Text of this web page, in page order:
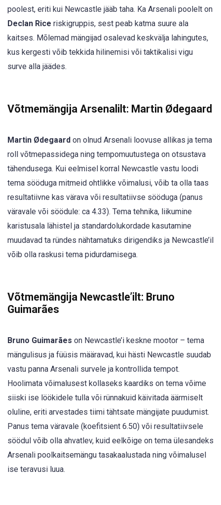
poolest, eriti kui Newcastle jääb taha. Ka Arsenali poolelt on
Declan Rice riskigruppis, sest peab katma suure ala
kaitses. Mõlemad mängijad osalevad keskvälja lahingutes,
kus kergesti võib tekkida hilinemisi või taktikalisi vigu
surve alla jäädes.
Võtmemängija Arsenalilt: Martin Ødegaard
Martin Ødegaard on olnud Arsenali loovuse allikas ja tema
roll võtmepassidega ning tempomuutustega on otsustava
tähendusega. Kui eelmisel korral Newcastle vastu loodi
tema sööduga mitmeid ohtlikke võimalusi, võib ta olla taas
resultatiivne kas värava või resultatiivse sööduga (panus
väravale või söödule: ca 4.33). Tema tehnika, liikumine
karistusala lähistel ja standardolukordade kasutamine
muudavad ta ründes nähtamatuks dirigendiks ja Newcastle’il
võib olla raskusi tema pidurdamisega.
Võtmemängija Newcastle’ilt: Bruno
Guimarães
Bruno Guimarães on Newcastle’i keskne mootor – tema
mängulisus ja füüsis määravad, kui hästi Newcastle suudab
vastu panna Arsenali survele ja kontrollida tempot.
Hoolimata võimalusest kollaseks kaardiks on tema võime
siiski ise löökidele tulla või rünnakuid käivitada äärmiselt
oluline, eriti arvestades tiimi tähtsate mängijate puudumist.
Panus tema väravale (koefitsient 6.50) või resultatiivsele
söödul võib olla ahvatlev, kuid eelkõige on tema ülesandeks
Arsenali poolkaitsemängu tasakaalustada ning võimalusel
ise teravusi luua.